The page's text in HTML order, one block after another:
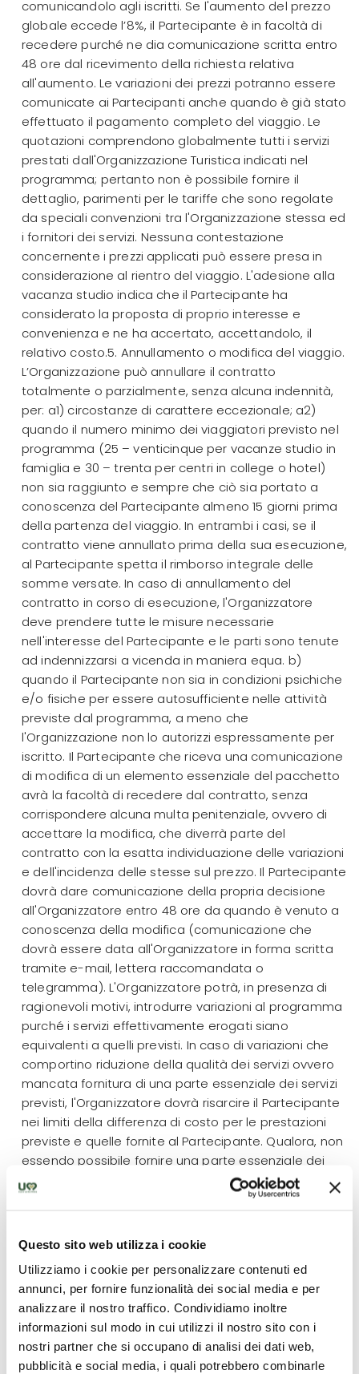
Questo sito web utilizza i cookie
Utilizziamo i cookie per personalizzare contenuti ed
annunci, per fornire funzionalità dei social media e per
analizzare il nostro traffico. Condividiamo inoltre
informazioni sul modo in cui utilizzi il nostro sito con i
nostri partner che si occupano di analisi dei dati web,
pubblicità e social media, i quali potrebbero combinarle